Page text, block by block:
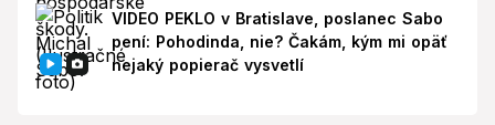
VIDEO PEKLO v Bratislave, poslanec Sabo
pení: Pohodinda, nie? Čakám, kým mi opäť
nejaký popierač vysvetlí